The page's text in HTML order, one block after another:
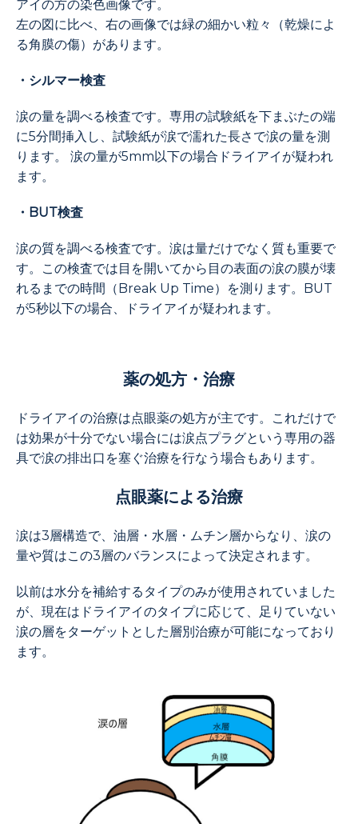
アイの方の染色画像です。
左の図に比べ、右の画像では緑の細かい粒々（乾燥によ
る角膜の傷）があります。
・シルマー検査
涙の量を調べる検査です。専用の試験紙を下まぶたの端
に5分間挿入し、試験紙が涙で濡れた長さで涙の量を測
ります。 涙の量が5mm以下の場合ドライアイが疑われ
ます。
・BUT検査
涙の質を調べる検査です。涙は量だけでなく質も重要で
す。この検査では目を開いてから目の表面の涙の膜が壊
れるまでの時間（Break Up Time）を測ります。BUT
が5秒以下の場合、ドライアイが疑われます。
薬の処方・治療
ドライアイの治療は点眼薬の処方が主です。これだけで
は効果が十分でない場合には涙点プラグという専用の器
具で涙の排出口を塞ぐ治療を行なう場合もあります。
点眼薬による治療
涙は3層構造で、油層・水層・ムチン層からなり、涙の
量や質はこの3層のバランスによって決定されます。
以前は水分を補給するタイプのみが使用されていました
が、現在はドライアイのタイプに応じて、足りていない
涙の層をターゲットとした層別治療が可能になっており
ます。